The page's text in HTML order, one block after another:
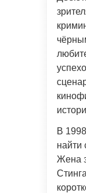
В
найти
Жена